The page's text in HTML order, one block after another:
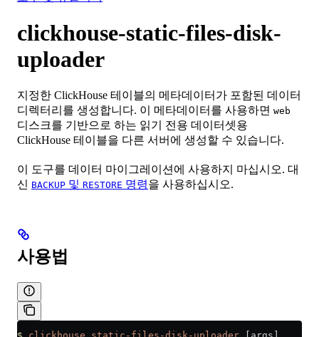
clickhouse-static-files-disk-
uploader
지정한 ClickHouse 테이블의 메타데이터가 포함된 데이터
디렉터리를 생성합니다. 이 메타데이터를 사용하면 web
디스크를 기반으로 하는 읽기 전용 데이터셋용
ClickHouse 테이블을 다른 서버에 생성할 수 있습니다.
이 도구를 데이터 마이그레이션에 사용하지 마십시오. 대
신 BACKUP 및 RESTORE 명령을 사용하십시오.
사용법